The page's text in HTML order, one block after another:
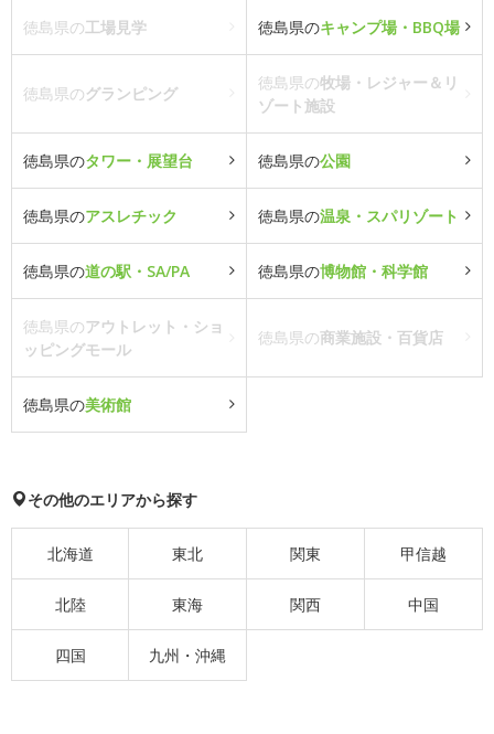
徳島県の工場見学 徳島県のキャンプ場・BBQ場
徳島県のグランピング
徳島県の牧場・レジャー＆リ
ゾート施設
徳島県のタワー・展望台 徳島県の公園
徳島県のアスレチック 徳島県の温泉・スパリゾート
徳島県の道の駅・SA/PA 徳島県の博物館・科学館
徳島県のアウトレット・ショ
ッピングモール
徳島県の商業施設・百貨店
徳島県の美術館
その他のエリアから探す
北海道 東北 関東 甲信越
北陸 東海 関西 中国
四国 九州・沖縄